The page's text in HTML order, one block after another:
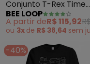
Conjunto T-Rex Time
Infantil Preto
BEE LOOP
A partir deR$ 115,92
ou 3x de R$ 38,64 sem
-40%